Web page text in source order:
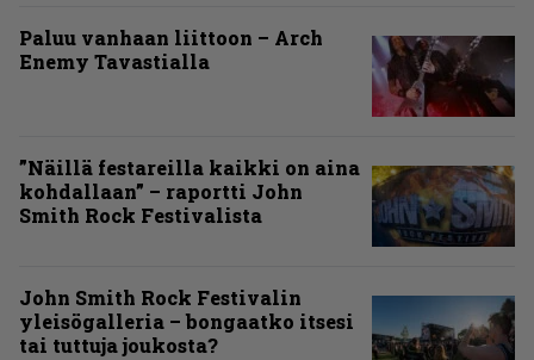
Paluu vanhaan liittoon – Arch
Enemy Tavastialla
”Näillä festareilla kaikki on aina
kohdallaan” – raportti John
Smith Rock Festivalista
John Smith Rock Festivalin
yleisögalleria – bongaatko itsesi
tai tuttuja joukosta?